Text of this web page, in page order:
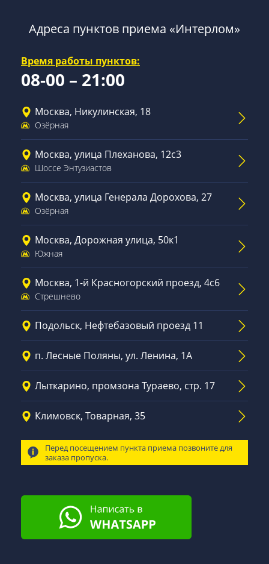
Адреса пунктов приема «Интерлом»
Время работы пунктов:
08-00 – 21:00
Москва, Никулинская, 18
Озёрная
Москва, улица Плеханова, 12с3
Шоссе Энтузиастов
Москва, улица Генерала Дорохова, 27
Озёрная
Москва, Дорожная улица, 50к1
Южная
Москва, 1-й Красногорский проезд, 4с6
Стрешнево
Подольск, Нефтебазовый проезд 11
п. Лесные Поляны, ул. Ленина, 1А
Лыткарино, промзона Тураево, стр. 17
Климовск, Товарная, 35
Перед посещением пункта приема позвоните для
заказа пропуска.